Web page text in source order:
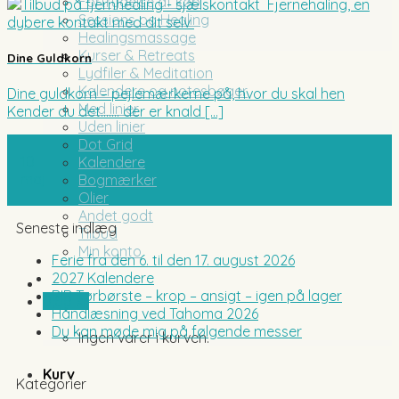
Sessions og Healing
Healingsmassage
Kurser & Retreats
Lydfiler & Meditation
Kalendere og notesbøger
Med linier
Uden linier
Dot Grid
Kalendere
Bogmærker
Olier
Andet godt
Tilbud
Min konto
Ingen varer i kurven.
Kurv
Dine Guldkorn
Dine guldkorn – pejlemærkerne på, hvor du skal hen
Kender du det……. der er knald [...]
Seneste indlæg
Ferie fra den 6. til den 17. august 2026
2027 Kalendere
BIB Tørbørste – krop – ansigt – igen på lager
Håndlæsning ved Tahoma 2026
Du kan møde mig på følgende messer
Kategorier